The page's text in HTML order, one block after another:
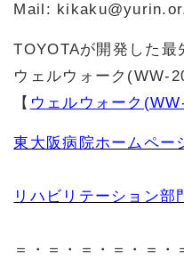
Mail:
TOYOTAが開発した最
ウェルウォーク(WW-
【 ウェルウォーク
東大阪病院ホームペー
リハビリテーション部
＝・＝・＝・＝・＝・